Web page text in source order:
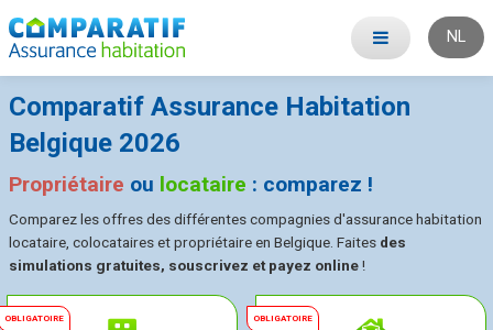
NL
Comparatif Assurance Habitation
Belgique 2026
Propriétaire ou locataire : comparez !
Comparez les offres des différentes compagnies d'assurance habitation
locataire, colocataires et propriétaire en Belgique. Faites des
simulations gratuites, souscrivez et payez online!